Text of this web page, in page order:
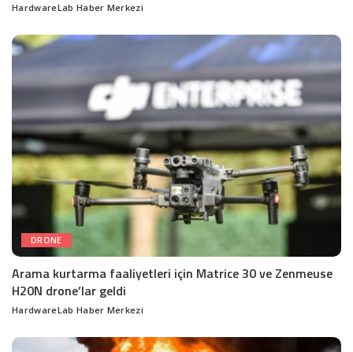
Posted
HardwareLab Haber Merkezi
DRONE
Arama kurtarma faaliyetleri için Matrice 30 ve Zenmeuse
H20N drone’lar geldi
Posted
HardwareLab Haber Merkezi